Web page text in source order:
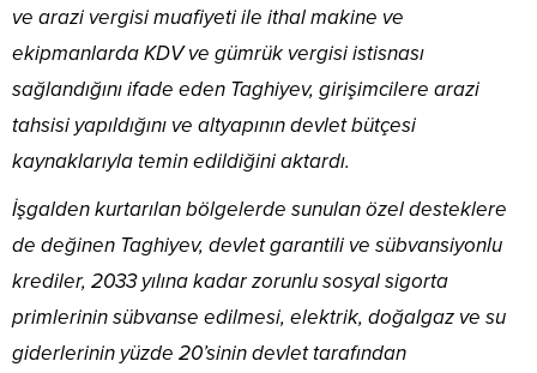
ve arazi vergisi muafiyeti ile ithal makine ve
ekipmanlarda KDV ve gümrük vergisi istisnası
sağlandığını ifade eden Taghiyev, girişimcilere arazi
tahsisi yapıldığını ve altyapının devlet bütçesi
kaynaklarıyla temin edildiğini aktardı.
İşgalden kurtarılan bölgelerde sunulan özel desteklere
de değinen Taghiyev, devlet garantili ve sübvansiyonlu
krediler, 2033 yılına kadar zorunlu sosyal sigorta
primlerinin sübvanse edilmesi, elektrik, doğalgaz ve su
giderlerinin yüzde 20’sinin devlet tarafından